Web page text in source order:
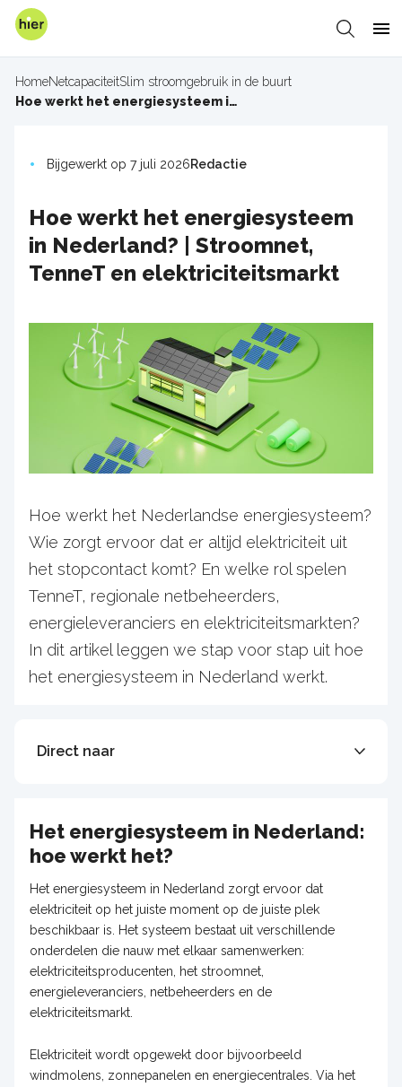
Overslaan
Zoeken
Kruimelpad
HomeNetcapaciteitSlim stroomgebruik in de buurt
Hoe werkt het energiesysteem in Nederland? | Stroomnet, TenneT en elektriciteitsmarkt
Bijgewerkt op 7 juli 2026Redactie
Hoe werkt het energiesysteem
in Nederland? | Stroomnet,
TenneT en elektriciteitsmarkt
Hoe werkt het Nederlandse energiesysteem?
Wie zorgt ervoor dat er altijd elektriciteit uit
het stopcontact komt? En welke rol spelen
TenneT, regionale netbeheerders,
energieleveranciers en elektriciteitsmarkten?
In dit artikel leggen we stap voor stap uit hoe
het energiesysteem in Nederland werkt.
Direct naar
Het energiesysteem in Nederland:
hoe werkt het?
Het energiesysteem in Nederland zorgt ervoor dat
elektriciteit op het juiste moment op de juiste plek
beschikbaar is. Het systeem bestaat uit verschillende
onderdelen die nauw met elkaar samenwerken:
elektriciteitsproducenten, het stroomnet,
energieleveranciers, netbeheerders en de
elektriciteitsmarkt.
Elektriciteit wordt opgewekt door bijvoorbeeld
windmolens, zonnepanelen en energiecentrales. Via het